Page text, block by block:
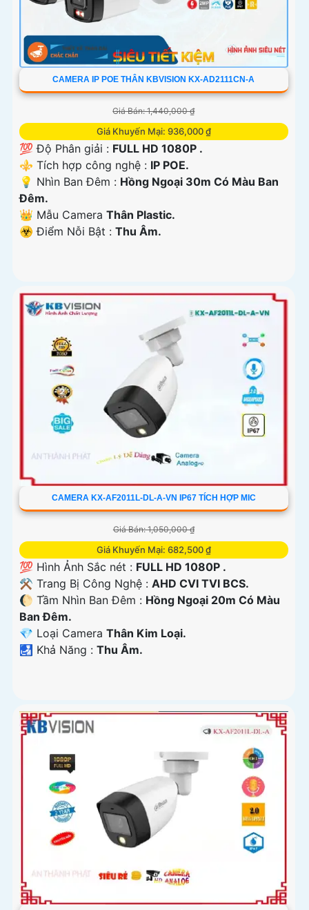
CAMERA IP POE THÂN KBVISION KX-AD2111CN-A
Giá Bán: 1,440,000 ₫
Giá Khuyến Mại: 936,000 ₫
💯 Độ Phân giải : FULL HD 1080P .
⚜️ Tích hợp công nghệ : IP POE.
💡 Nhìn Ban Đêm : Hồng Ngoại 30m Có Màu Ban
Ðêm.
👑 Mẫu Camera Thân Plastic.
️☣️ Điểm Nỗi Bật : Thu Âm.
CAMERA KX-AF2011L-DL-A-VN IP67 TÍCH HỢP MIC
Giá Bán: 1,050,000 ₫
Giá Khuyến Mại: 682,500 ₫
💯 Hình Ảnh Sắc nét : FULL HD 1080P .
⚒ Trang Bị Công Nghệ : AHD CVI TVI BCS.
🌔 Tầm Nhìn Ban Đêm : Hồng Ngoại 20m Có Màu
Ban Đêm.
💎 Loại Camera Thân Kim Loại.
️🛃 Khả Năng : Thu Âm.